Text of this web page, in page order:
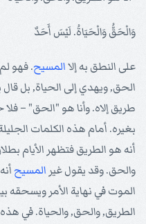
وَالْحَقُّ وَالْحَيَاةُ. لَيْسَ أَحَدٌ
على النطق به إلاالمسيح. فهو
الحق, ويهدي إلى الحياة, بل
طريق إلاه. وأنا هو "الحق" –
بغيره. أمام هذه الكلمات
أنه هو الطريق فتظهر الأيام
والحق. وقد يقول غير المسيح
الموت في نهاية الأمر ويسحقه
الطريق, والحق, والحياة. في هذه